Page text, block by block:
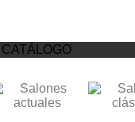
CATÁLOGO